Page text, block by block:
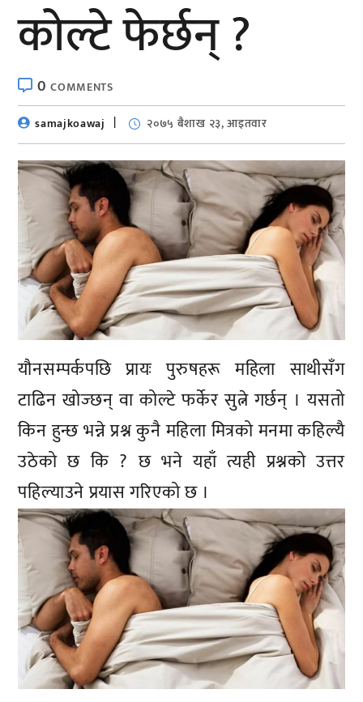
कोल्टे फेर्छन् ?
0COMMENTS
samajkoawaj
२०७५ बैशाख २३, आइतवार
यौनसम्पर्कपछि प्रायः पुरुषहरू महिला साथीसँग
टाढिन खोज्छन् वा कोल्टे फर्केर सुत्ने गर्छन् । यसतो
किन हुन्छ भन्ने प्रश्न कुनै महिला मित्रको मनमा कहिल्यै
उठेको छ कि ? छ भने यहाँ त्यही प्रश्नको उत्तर
पहिल्याउने प्रयास गरिएको छ ।